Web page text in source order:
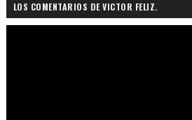
LOS COMENTARIOS DE VICTOR FELIZ.